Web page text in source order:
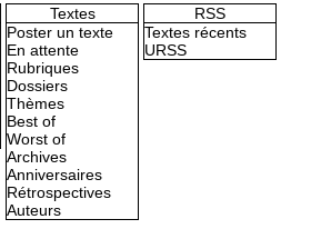
Textes
Poster un texte
En attente
Rubriques
Dossiers
Thèmes
Best of
Worst of
Archives
Anniversaires
Rétrospectives
Auteurs
RSS
Textes récents
URSS